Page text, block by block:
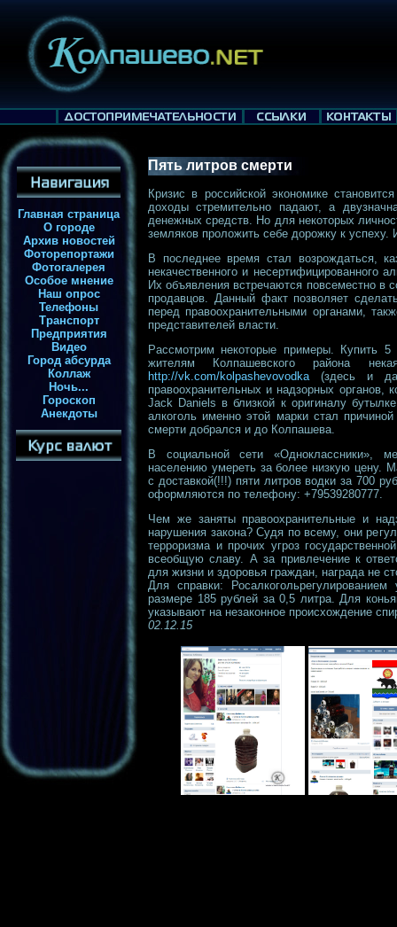
Главная страница
О городе
Архив новостей
Фоторепортажи
Фотогалерея
Особое мнение
Наш опрос
Телефоны
Транспорт
Предприятия
Видео
Город абсурда
Коллаж
Ночь...
Гороскоп
Анекдоты
Пять литров смерти
Кризис в российской экономике
доходы стремительно падают, а
денежных средств. Но для некоторых
земляков проложить себе дорожку к
В последнее время стал возрождаться,
некачественного и несертифицированного
Их объявления встречаются повсеместно в
продавцов. Данный факт позволяет
перед правоохранительными органами,
представителей власти.
Рассмотрим некоторые примеры. Купить
жителям Колпашевского района
http://vk.com/kolpashevovodka(здесь и
правоохранительных и надзорных органов,
Jack Daniels в близкой к оригиналу
алкоголь именно этой марки стал
смерти добрался и до Колпашева.
В социальной сети «Одноклассники»,
населению умереть за более низкую цену.
с доставкой(!!!) пяти литров водки за 700
оформляются по телефону: +79539280777.
Чем же заняты правоохранительные и
нарушения закона? Судя по всему, они
терроризма и прочих угроз
всеобщую славу. А за привлечение к
для жизни и здоровья граждан, награда не
Для справки:
размере 185 рублей за 0,5 литра. Для
указывают на незаконное происхождение
02.12.15